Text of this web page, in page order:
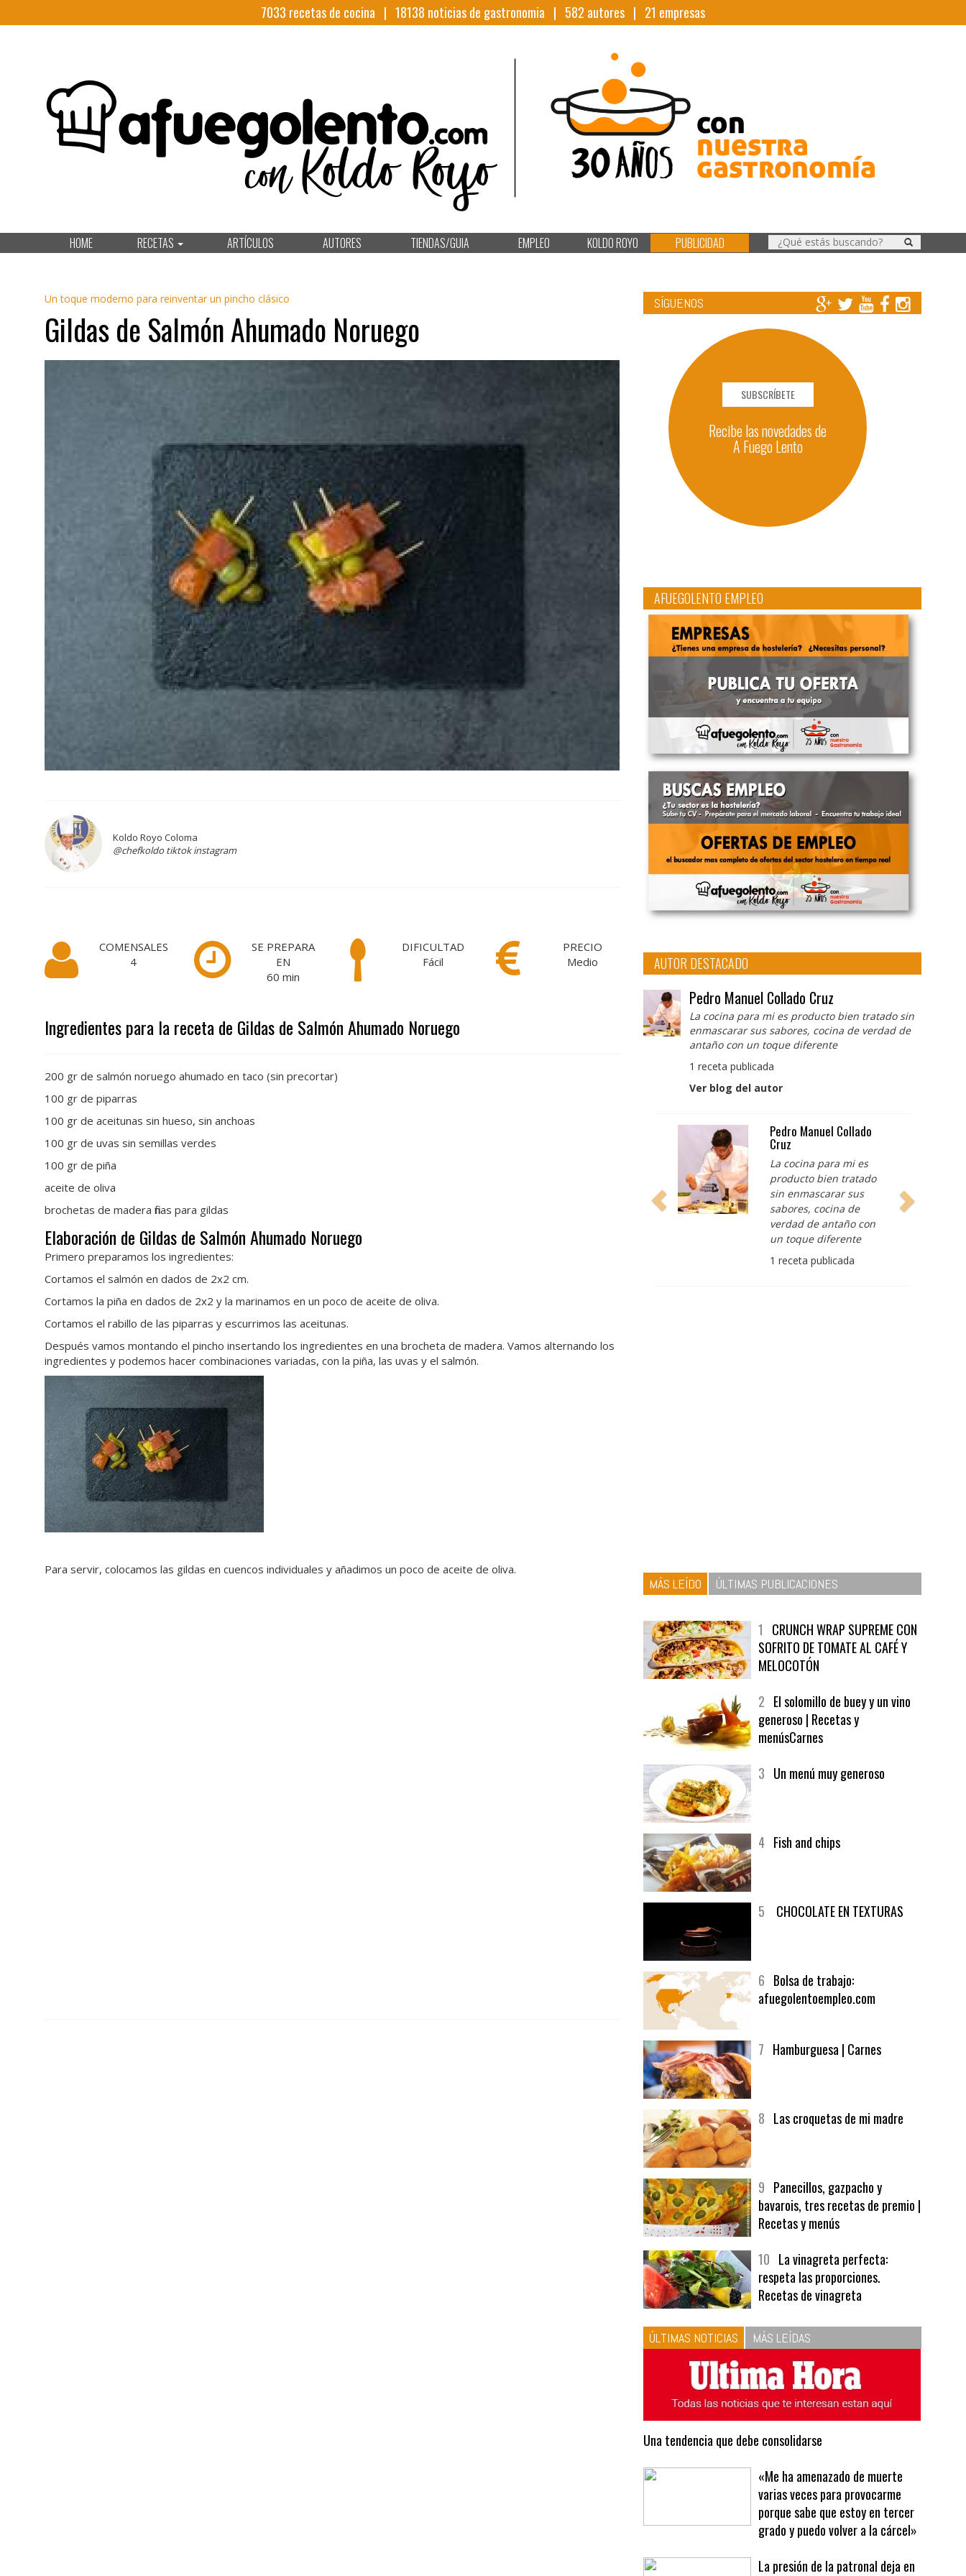
7033 recetas de cocina | 18138 noticias de gastronomia | 582 autores | 21 empresas
HOME RECETAS ARTÍCULOS AUTORES TIENDAS/GUIA EMPLEO KOLDO ROYO PUBLICIDAD
Un toque moderno para reinventar un pincho clásico
Gildas de Salmón Ahumado Noruego
Koldo Royo Coloma
@chefkoldo tiktok instagram
COMENSALES
4
SE PREPARA
EN
60 min
DIFICULTAD
Fácil
PRECIO
Medio
Ingredientes para la receta de Gildas de Salmón Ahumado Noruego
200 gr de salmón noruego ahumado en taco (sin precortar)
100 gr de piparras
100 gr de aceitunas sin hueso, sin anchoas
100 gr de uvas sin semillas verdes
100 gr de piña
aceite de oliva
brochetas de madera finas para gildas
Elaboración de Gildas de Salmón Ahumado Noruego
Primero preparamos los ingredientes:
Cortamos el salmón en dados de 2x2 cm.
Cortamos la piña en dados de 2x2 y la marinamos en un poco de aceite de oliva.
Cortamos el rabillo de las piparras y escurrimos las aceitunas.
Después vamos montando el pincho insertando los ingredientes en una brocheta de madera. Vamos alternando los
ingredientes y podemos hacer combinaciones variadas, con la piña, las uvas y el salmón.
Para servir, colocamos las gildas en cuencos individuales y añadimos un poco de aceite de oliva.
SÍGUENOS
SUBSCRÍBETE
Recibe las novedades de
A Fuego Lento
AFUEGOLENTO EMPLEO
AUTOR DESTACADO
Pedro Manuel Collado Cruz
La cocina para mi es producto bien tratado sin
enmascarar sus sabores, cocina de verdad de
antaño con un toque diferente
1 receta publicada
Ver blog del autor
Pedro Manuel Collado
Cruz
La cocina para mi es
producto bien tratado
sin enmascarar sus
sabores, cocina de
verdad de antaño con
un toque diferente
1 receta publicada
MÁS LEÍDO ÚLTIMAS PUBLICACIONES
1 CRUNCH WRAP SUPREME CON
SOFRITO DE TOMATE AL CAFÉ Y
MELOCOTÓN
2 El solomillo de buey y un vino
generoso | Recetas y
menúsCarnes
3 Un menú muy generoso
4 Fish and chips
5 CHOCOLATE EN TEXTURAS
6 Bolsa de trabajo:
afuegolentoempleo.com
7 Hamburguesa | Carnes
8 Las croquetas de mi madre
9 Panecillos, gazpacho y
bavarois, tres recetas de premio |
Recetas y menús
10 La vinagreta perfecta:
respeta las proporciones.
Recetas de vinagreta
ÚLTIMAS NOTICIAS MÁS LEÍDAS
Una tendencia que debe consolidarse
«Me ha amenazado de muerte
varias veces para provocarme
porque sabe que estoy en tercer
grado y puedo volver a la cárcel»
La presión de la patronal deja en